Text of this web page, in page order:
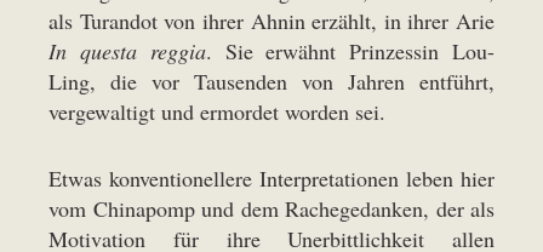
als Turandot von ihrer Ahnin erzählt, in ihrer Arie
In questa reggia. Sie erwähnt Prinzessin Lou-
Ling, die vor Tausenden von Jahren entführt,
vergewaltigt und ermordet worden sei.
Etwas konventionellere Interpretationen leben hier
vom Chinapomp und dem Rachegedanken, der als
Motivation für ihre Unerbittlichkeit allen